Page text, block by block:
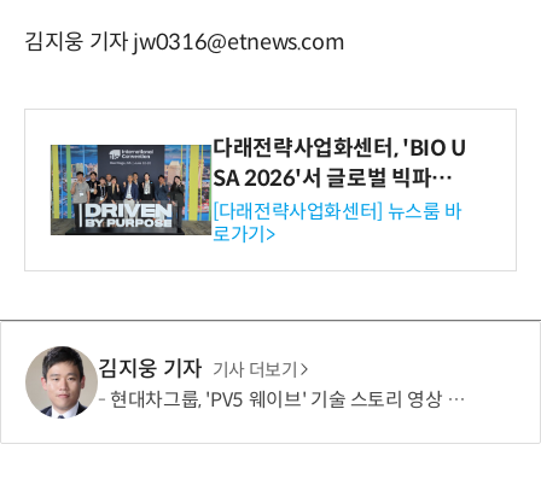
김지웅 기자 jw0316@etnews.com
다래전략사업화센터, 'BIO U
SA 2026'서 글로벌 빅파마
와의 비즈니스 미팅 지원…K
-바이오 해외 진출 교두보 확
보
[다래전략사업화센터] 뉴스룸 바
로가기>
김지웅 기자 기사 더보기
현대차그룹, 'PV5 웨이브' 기술 스토리 영상 조회수 1000만뷰 돌파